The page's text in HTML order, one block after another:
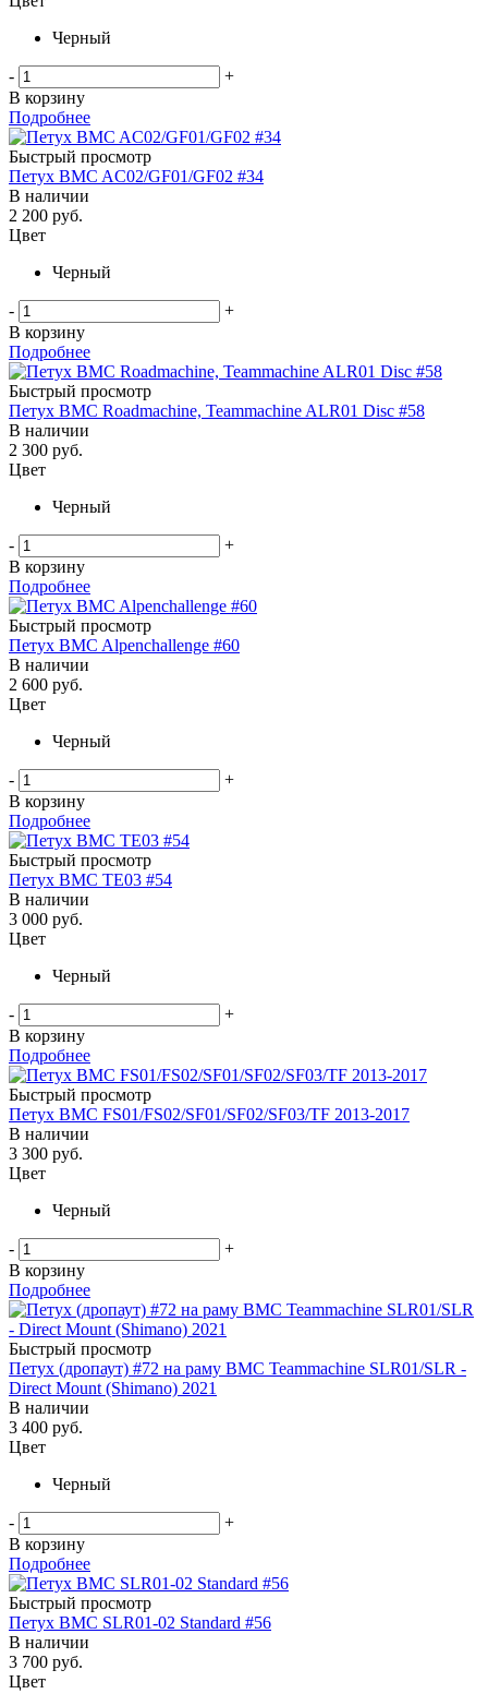
Черный
-
+
В корзину
Подробнее
Быстрый просмотр
Петух BMC AC02/GF01/GF02 #34
В наличии
2 200 руб.
Цвет
Черный
-
+
В корзину
Подробнее
Быстрый просмотр
Петух BMC Roadmachine, Teammachine ALR01 Disc #58
В наличии
2 300 руб.
Цвет
Черный
-
+
В корзину
Подробнее
Быстрый просмотр
Петух BMC Alpenchallenge #60
В наличии
2 600 руб.
Цвет
Черный
-
+
В корзину
Подробнее
Быстрый просмотр
Петух BMC TE03 #54
В наличии
3 000 руб.
Цвет
Черный
-
+
В корзину
Подробнее
Быстрый просмотр
Петух BMC FS01/FS02/SF01/SF02/SF03/TF 2013-2017
В наличии
3 300 руб.
Цвет
Черный
-
+
В корзину
Подробнее
Быстрый просмотр
Петух (дропаут) #72 на раму BMC Teammachine SLR01/SLR -
Direct Mount (Shimano) 2021
В наличии
3 400 руб.
Цвет
Черный
-
+
В корзину
Подробнее
Быстрый просмотр
Петух BMC SLR01-02 Standard #56
В наличии
3 700 руб.
Цвет